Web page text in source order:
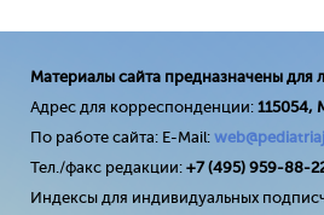
Материалы сайта предназначены для
Адрес для корреспонденции: 115054,
По работе сайта: E-Mail:
Тел./факс редакции: +7 (495) 959-88-
Индексы для индивидуальных